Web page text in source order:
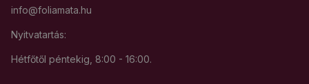
info@foliamata.hu
Nyitvatartás:
Hétfőtől péntekig, 8:00 - 16:00.